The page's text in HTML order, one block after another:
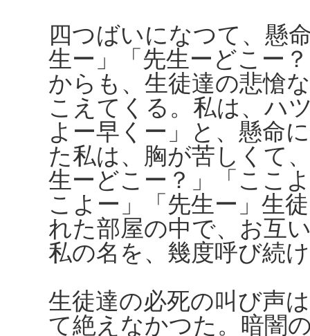
四つばいになつて、懸
生ー」「先生ーどこー
からも、生徒達の悲愴
こえてくる。私は、ハ
よー早くー」と、懸命
た私は、胸が苦しくて
生ーどこー？」「ここ
こよー」「先生ー」生
れた部屋の中で、お互
私の名を、幾度呼び続
生徒達の必死の叫び声
て絶えなかつた。暗闇